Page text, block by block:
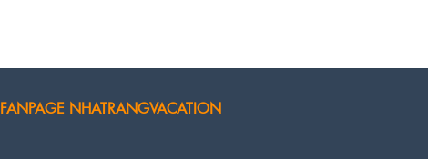
FANPAGE NHATRANGVACATION